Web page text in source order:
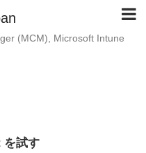
(MCM), Microsoft Intune
試す